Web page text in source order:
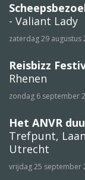
- Valiant Lady
zaterdag 29 augustus
Reisbizz
Rhenen
zondag 6 september
Het ANVR
Trefpunt,
Utrecht
vrijdag 25 september